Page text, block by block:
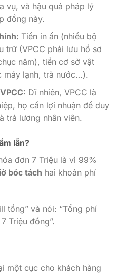
vụ, và hậu quả pháp lý
đồng này.
Tiền in ấn (nhiều bộ
trữ (VPCC phải lưu hồ sơ
năm), tiền cơ sở vật
máy lạnh, trà nước…).
Dĩ nhiên, VPCC là
họ cần lợi nhuận để duy
trả lương nhân viên.
lẫn?
đơn 7 Triệu là vì 99%
bóc tách hai khoản phí
tổng” và nói: “Tổng phí
Triệu đồng”.
một cục cho khách hàng